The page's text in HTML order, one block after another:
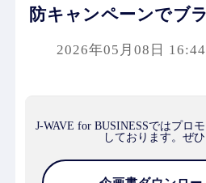
防キャンペーンでブ
2026年05月08日 16:44
J-WAVE for BUSINESSではプロ
しております。ぜ